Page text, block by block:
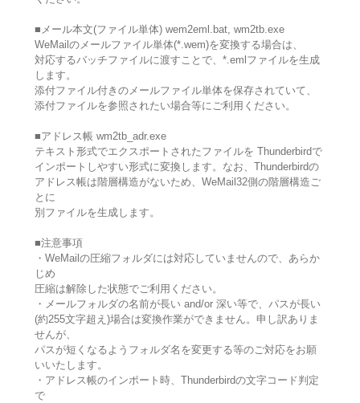
■メール本文(ファイル単体) wem2eml.bat, wm2tb.exe
WeMailのメールファイル単体(*.wem)を変換する場合は、
対応するバッチファイルに渡すことで、*.emlファイルを生成
します。
添付ファイル付きのメールファイル単体を保存されていて、
添付ファイルを参照されたい場合等にご利用ください。
■アドレス帳 wm2tb_adr.exe
テキスト形式でエクスポートされたファイルを Thunderbirdで
インポートしやすい形式に変換します。なお、Thunderbirdの
アドレス帳は階層構造がないため、WeMail32側の階層構造ご
とに
別ファイルを生成します。
■注意事項
・WeMailの圧縮フォルダには対応していませんので、あらか
じめ
圧縮は解除した状態でご利用ください。
・メールフォルダの名前が長い and/or 深い等で、パスが長い
(約255文字超え)場合は変換作業ができません。申し訳ありま
せんが、
パスが短くなるようフォルダ名を変更する等のご対応をお願
いいたします。
・アドレス帳のインポート時、Thunderbirdの文字コード判定
で